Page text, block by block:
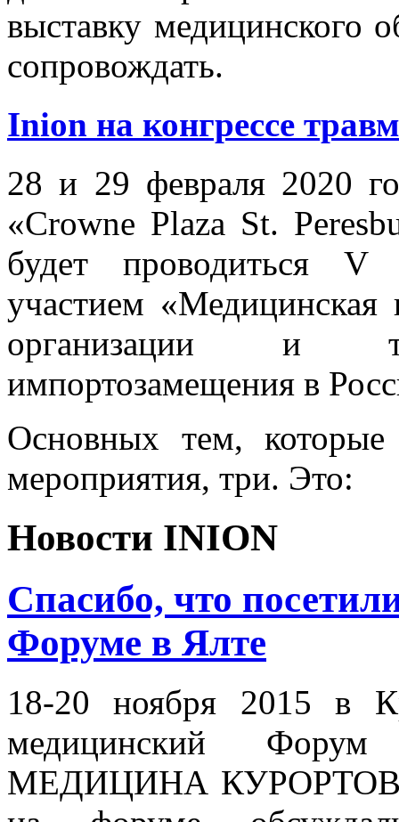
выставку медицинского
сопровождать.
Inion на конгрессе
28 и 29 февраля 2020
«Crowne Plaza St.
будет проводиться V
участием
организации и
импортозамещения в
Основных тем,
мероприятия, три. Это:
Новости INION
Спасибо, что
Форуме в Ялте
18-20 ноября 2015 в
медицинский
МЕДИЦИНА КУРОРТОВ